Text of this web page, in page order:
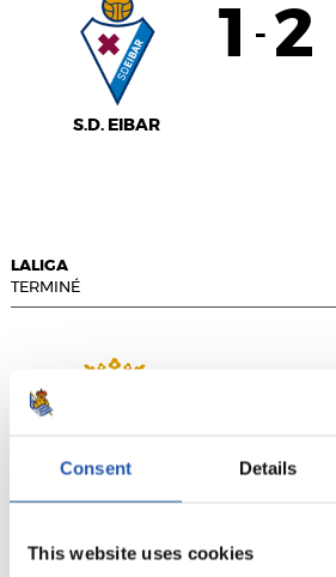
Consent Details
This website uses cookies
S.D. EIBAR
1 - 2
LALIGA
TERMINÉ